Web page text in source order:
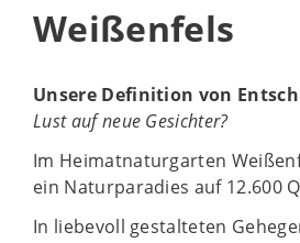
Weißenfels
Unsere Definition von
Lust auf neue Gesichter?
Im Heimatnaturgarten
ein Naturparadies auf 12.600
In liebevoll gestalteten